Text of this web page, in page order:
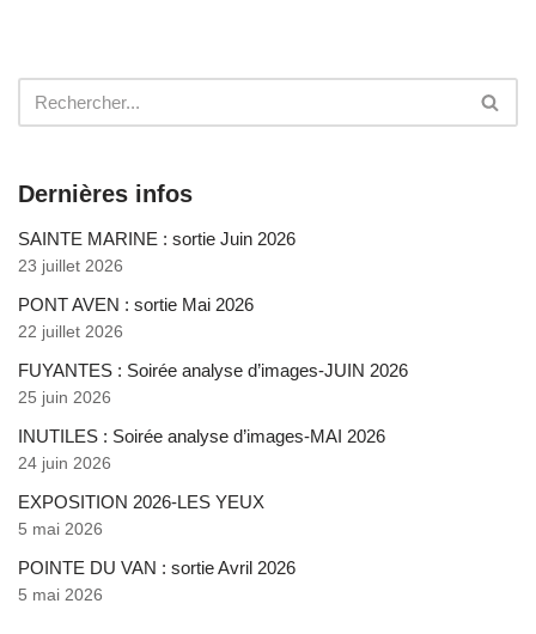
Dernières infos
SAINTE MARINE : sortie Juin 2026
23 juillet 2026
PONT AVEN : sortie Mai 2026
22 juillet 2026
FUYANTES : Soirée analyse d’images-JUIN 2026
25 juin 2026
INUTILES : Soirée analyse d’images-MAI 2026
24 juin 2026
EXPOSITION 2026-LES YEUX
5 mai 2026
POINTE DU VAN : sortie Avril 2026
5 mai 2026